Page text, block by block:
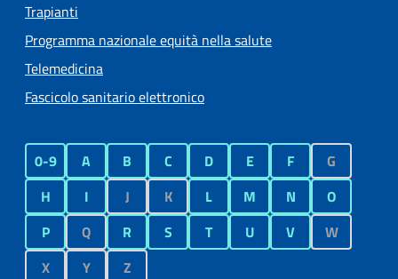
Trapianti
Programma nazionale equità nella salute
Telemedicina
Fascicolo sanitario elettronico
0-9 A B C D E F
G
H
I J K L M N
O
P
Q R S T U V
W
X
Y Z